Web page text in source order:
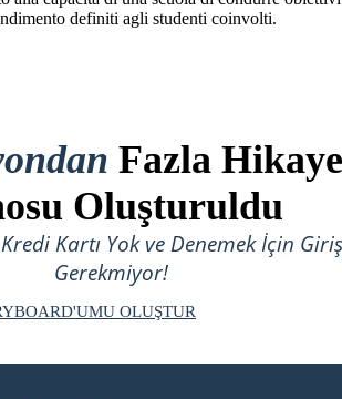
definiti agli studenti coinvolti.
Fazla Hikaye
Oluşturuldu
Kartı Yok ve Denemek İçin Giriş
Gerekmiyor!
OLUŞTUR